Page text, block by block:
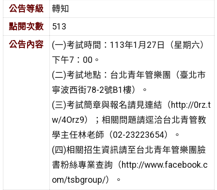
公告等級
轉知
點閱次數
513
公告內容
(一)考試時間：113年1月27日（星期六）
下午7：00。
(二)考試地點：台北青年管樂團（臺北市
寧波西街78-2號B1樓）。
(三)考試簡章與報名請見連結（http://0rz.t
w/4Orz9）；相關問題請逕洽台北青管教
學主任林老師（02-23223654）。
(四)相關招生資訊請至台北青年管樂團臉
書粉絲專業查詢（http://www.facebook.c
om/tsbgroup/）。